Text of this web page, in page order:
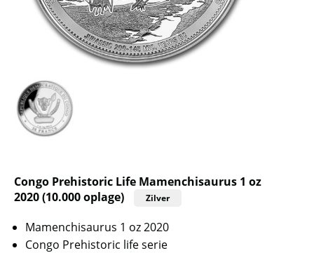
Congo Prehistoric Life Mamenchisaurus 1 oz
2020 (10.000 oplage)
Zilver
Mamenchisaurus 1 oz 2020
Congo Prehistoric life serie